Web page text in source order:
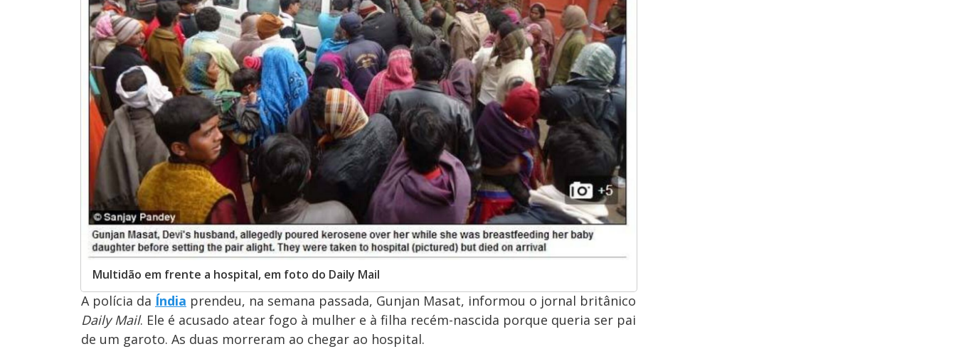
Multidão em frente a hospital, em foto do Daily Mail
A polícia da Índia prendeu, na semana passada, Gunjan Masat, informou o jornal britânico
Daily Mail. Ele é acusado atear fogo à mulher e à filha recém-nascida porque queria ser pai
de um garoto. As duas morreram ao chegar ao hospital.